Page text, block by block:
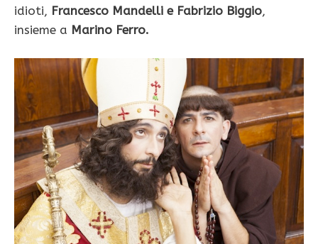
idioti, Francesco Mandelli e Fabrizio Biggio,
insieme a Marino Ferro.